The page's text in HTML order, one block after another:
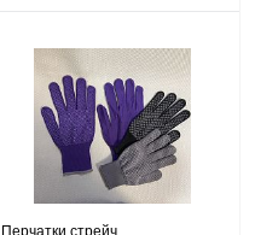
Перчатки стрейч